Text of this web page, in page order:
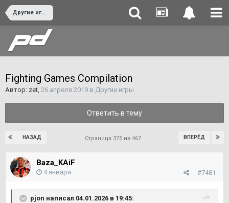
Другие игры
Fighting Games Compilation
Автор: zet, 26 апреля 2019 в Другие игры
Ответить в тему
НАЗАД ВПЕРЁД
Страница 375 из 467
Baza_KAiF
#7481
4 января
pjon написал 04.01.2026 в 19:45: